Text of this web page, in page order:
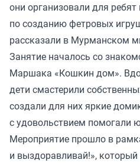
они организовали для ребят
по созданию фетровых
рассказали в Мурманском
Занятие началось со
Маршака «Кошкин дом».
дети смастерили
создали для них яркие
с удовольствием помогали
Мероприятие прошло в
и выздоравливай!»,